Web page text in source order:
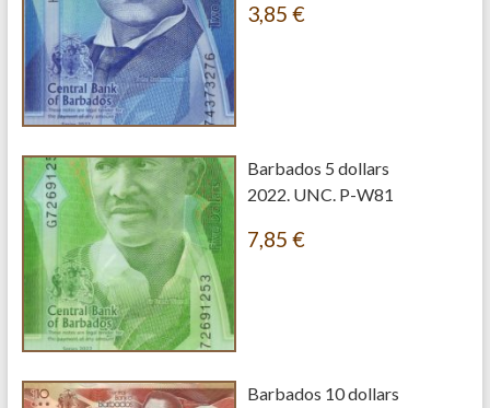
3,85 €
Barbados 5 dollars
2022. UNC. P-W81
7,85 €
Barbados 10 dollars